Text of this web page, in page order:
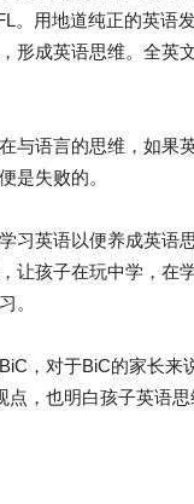
。用地道纯正的英语
形成英语思维。全英
语言的思维，如果
是失败的。
英语以便养成英语
让孩子在玩中学，
。
对于BiC的家长来
，也明白孩子英语